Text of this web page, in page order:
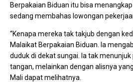
Berpakaian Biduan itu bisa
sedang membahas lowongan
“Kenapa mereka tak takjub dengan
Malaikat Berpakaian Biduan. Ia
duduk di dekat sungai. Ia tak
tangan, melainkan dengan alisnya
Mali dapat melihatnya.